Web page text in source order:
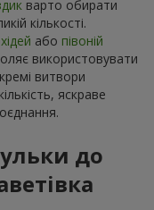
варто обирати
кількості.
або півоній
використовувати
витвори
яскраве
до